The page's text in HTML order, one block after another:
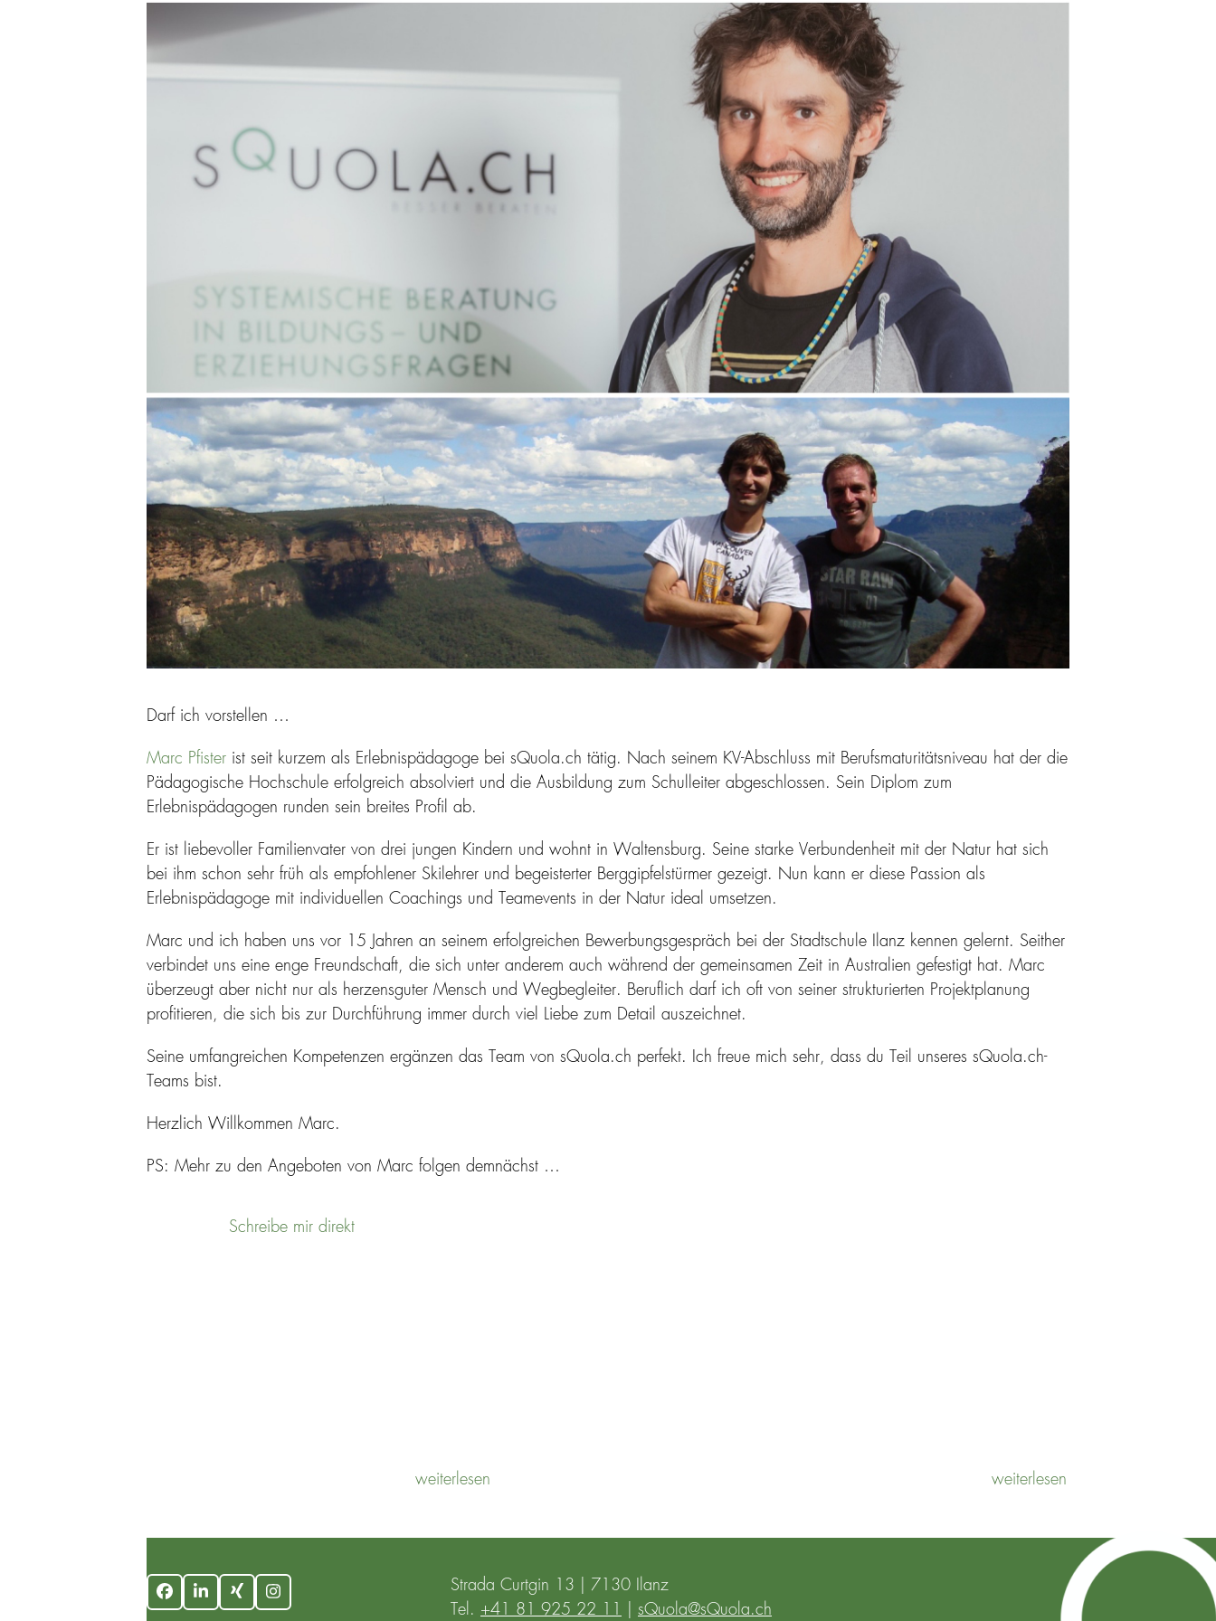
Darf ich vorstellen …
Marc Pfister ist seit kurzem als Erlebnispädagoge bei sQuola.ch tätig. Nach seinem KV-Abschluss mit Berufsmaturitätsniveau hat der die
Pädagogische Hochschule erfolgreich absolviert und die Ausbildung zum Schulleiter abgeschlossen. Sein Diplom zum
Erlebnispädagogen runden sein breites Profil ab.
Er ist liebevoller Familienvater von drei jungen Kindern und wohnt in Waltensburg. Seine starke Verbundenheit mit der Natur hat sich
bei ihm schon sehr früh als empfohlener Skilehrer und begeisterter Berggipfelstürmer gezeigt. Nun kann er diese Passion als
Erlebnispädagoge mit individuellen Coachings und Teamevents in der Natur ideal umsetzen.
Marc und ich haben uns vor 15 Jahren an seinem erfolgreichen Bewerbungsgespräch bei der Stadtschule Ilanz kennen gelernt. Seither
verbindet uns eine enge Freundschaft, die sich unter anderem auch während der gemeinsamen Zeit in Australien gefestigt hat. Marc
überzeugt aber nicht nur als herzensguter Mensch und Wegbegleiter. Beruflich darf ich oft von seiner strukturierten Projektplanung
profitieren, die sich bis zur Durchführung immer durch viel Liebe zum Detail auszeichnet.
Seine umfangreichen Kompetenzen ergänzen das Team von sQuola.ch perfekt. Ich freue mich sehr, dass du Teil unseres sQuola.ch-
Teams bist.
Herzlich Willkommen Marc.
PS: Mehr zu den Angeboten von Marc folgen demnächst …
Schreibe mir direkt
weiterlesen weiterlesen
FacebookLinkedInXing Instagram
Strada Curtgin 13 | 7130 Ilanz
Tel. +41 81 925 22 11 sQuola@sQuola.ch